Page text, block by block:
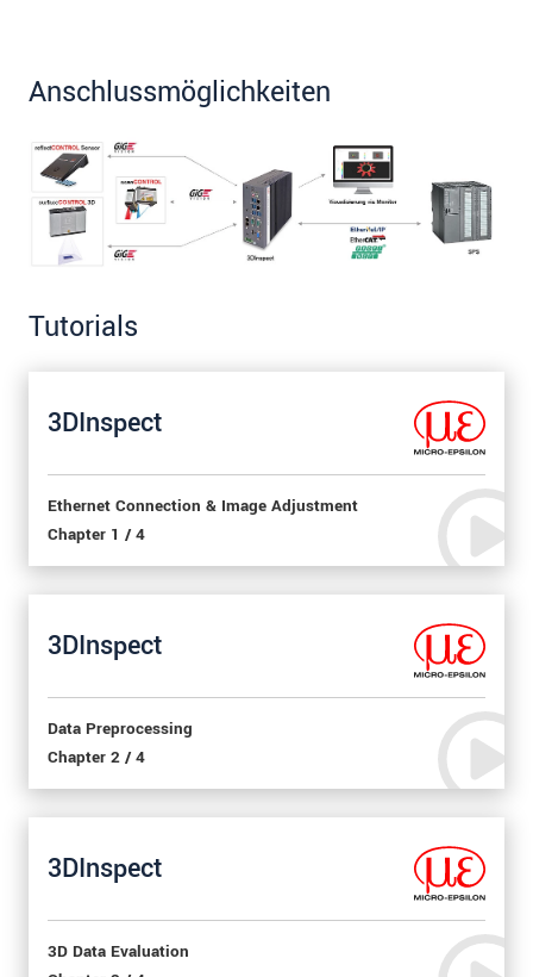
Anschlussmöglichkeiten
Tutorials
3DInspect
Ethernet Connection & Image Adjustment
Chapter 1 / 4
3DInspect
Data Preprocessing
Chapter 2 / 4
3DInspect
3D Data Evaluation